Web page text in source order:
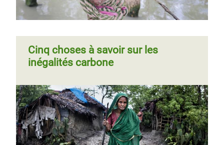
Typhon Phanfone : des vies
perdues et des moyens de
subsistance détruits pendant Noël
Cinq choses à savoir sur les
inégalités carbone